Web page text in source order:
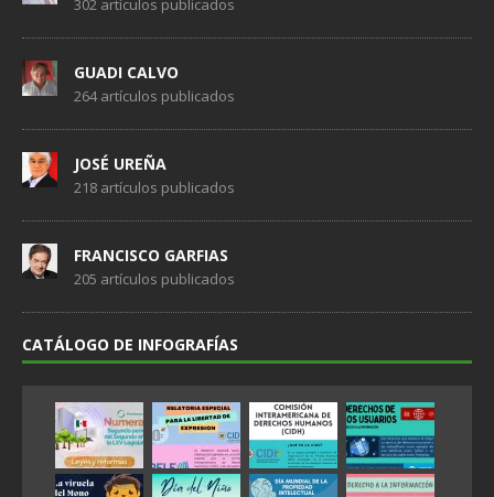
302 artículos publicados
GUADI CALVO
264 artículos publicados
JOSÉ UREÑA
218 artículos publicados
FRANCISCO GARFIAS
205 artículos publicados
CATÁLOGO DE INFOGRAFÍAS